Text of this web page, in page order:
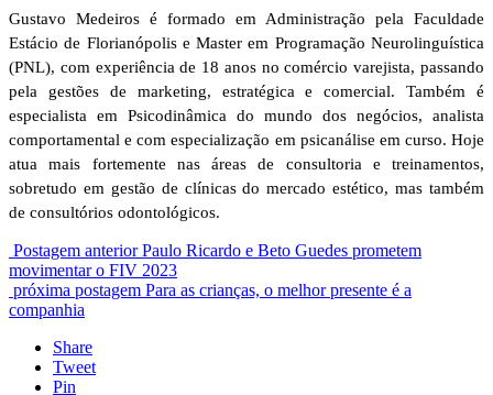
Gustavo Medeiros é formado em Administração pela Faculdade
Estácio de Florianópolis e Master em Programação Neurolinguística
(PNL), com experiência de 18 anos no comércio varejista, passando
pela gestões de marketing, estratégica e comercial. Também é
especialista em Psicodinâmica do mundo dos negócios, analista
comportamental e com especialização em psicanálise em curso. Hoje
atua mais fortemente nas áreas de consultoria e treinamentos,
sobretudo em gestão de clínicas do mercado estético, mas também
de consultórios odontológicos.
Postagem anterior Paulo Ricardo e Beto Guedes prometem
movimentar o FIV 2023
próxima postagem Para as crianças, o melhor presente é a
companhia
Share
Tweet
Pin